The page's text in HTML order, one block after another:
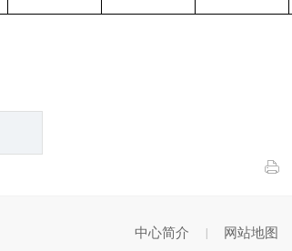
中心简介 网站地图